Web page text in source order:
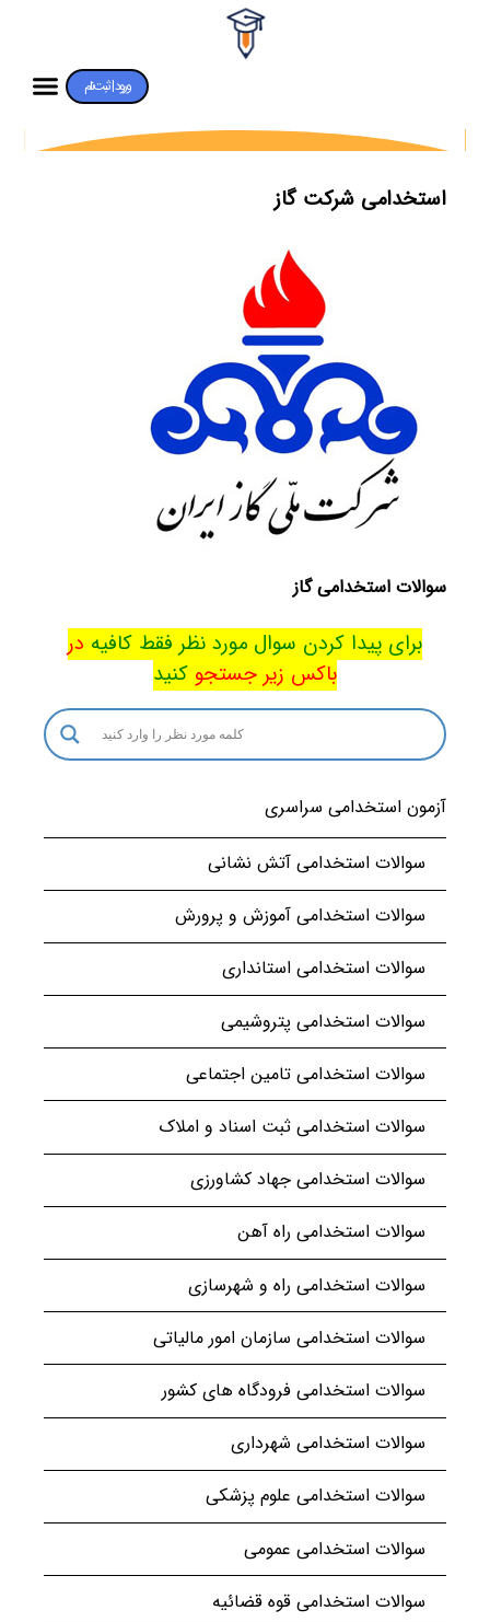
ورود | ثبت‌نام
استخدامی شرکت گاز
سوالات استخدامی گاز
برای پیدا کردن سوال مورد نظر فقط کافیه در
باکس زیر جستجو کنید
آزمون استخدامی سراسری
سوالات استخدامی آتش نشانی
سوالات استخدامی آموزش و پرورش
سوالات استخدامی استانداری
سوالات استخدامی پتروشیمی
سوالات استخدامی تامین اجتماعی
سوالات استخدامی ثبت اسناد و املاک
سوالات استخدامی جهاد کشاورزی
سوالات استخدامی راه آهن
سوالات استخدامی راه و شهرسازی
سوالات استخدامی سازمان امور مالیاتی
سوالات استخدامی فرودگاه های کشور
سوالات استخدامی شهرداری
سوالات استخدامی علوم پزشکی
سوالات استخدامی عمومی
سوالات استخدامی قوه قضائیه